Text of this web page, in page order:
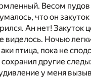
Весом пудов
что он
Ан нет! Закуток
виделось. Ночью
птица, пока не
сохранил другие
у меня